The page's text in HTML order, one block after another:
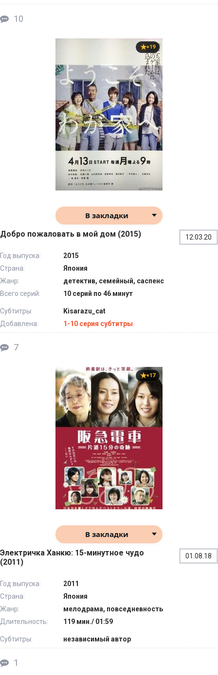
10
+19
В закладки
Добро пожаловать в мой дом (2015) 12.03.20
Год выпуска:
2015
Страна:
Япония
Жанр:
детектив, семейный, саспенс
Всего серий:
10 серий по 46 минут
Субтитры:
Kisarazu_cat
Добавлена:
1-10 серия субтитры
7
+17
В закладки
Электричка Ханкю: 15-минутное чудо
(2011)
01.08.18
Год выпуска:
2011
Страна:
Япония
Жанр:
мелодрама, повседневность
Длительность:
119 мин./ 01:59
Субтитры: независимый автор
1